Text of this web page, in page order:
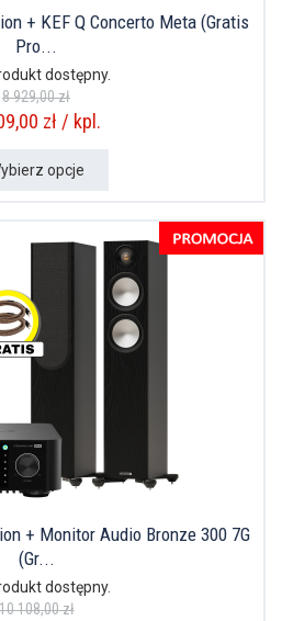
+ KEF Q Concerto Meta (Gratis
Pro...
dostępny.
8 929,00 zł
zł / kpl.
opcje
+ Monitor Audio Bronze 300 7G
(Gr...
dostępny.
108,00 zł